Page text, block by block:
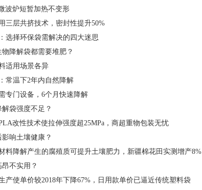
波炉短暂加热不变形
三层共挤技术，密封性提升50%
选择环保袋需解决的四大迷思
降解袋都需要堆肥？
适用场景各异
常温下2年内自然降解
专门设备，6个月快速降解
袋强度不足？
改性技术使拉伸强度超25MPa，商超重物包装无忧
响土壤健康？
料降解产生的腐殖质可提升土壤肥力，新疆棉花田实测增产8%
不实用？
产使单价较2018年下降67%，日用款单价已逼近传统塑料袋